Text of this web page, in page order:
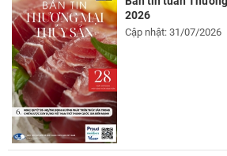
2026
Cập nhật: 31/07/2026